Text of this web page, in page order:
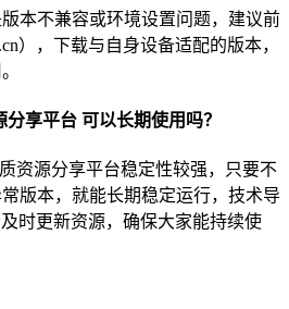
本不兼容或环境设置问题，建议前
），下载与自身设备适配的版本，
享平台 可以长期使用吗？
资源分享平台稳定性较强，只要不
版本，就能长期稳定运行，技术导
时更新资源，确保大家能持续使